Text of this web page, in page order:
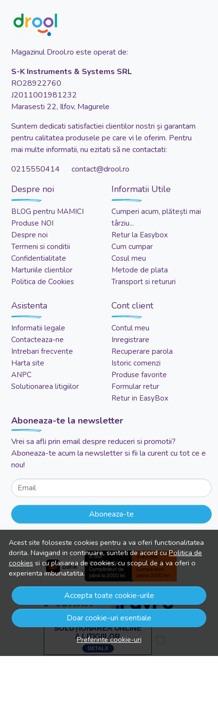
Acest site foloseste cookies pentru a va oferi functionalitatea
dorita. Navigand in continuare, sunteti de acord cuPolitica de
cookies
si cu plasarea de cookies, cu scopul de a va oferi o
experienta imbunatatita.
Accepta toate cookie-urile
Doar cookie-uri esentiale
Preferinte cookie-uri
Magazinul Drool.ro este operat de:
S-K Instruments & Systems SRL
RO28922760
J2011001981232
Marasesti 22, Ilfov, Magurele
Suntem dedicati satisfactiei clientilor nostri și garantam
pentru calitatea produsele pe care vi le oferim. Pentru
0215550414 contact@drool.ro
Despre noi
BLOG pentru MAMICI
Produse NOI
Despre noi
Termeni si conditii
Confidentialitate
Politica de Cookies
Informatii Utile
Cumperi acum, plătești mai
târziu...
Retur la Easybox
Cum cumpar
Cosul meu
Transport si retururi
Asistenta
Informatii legale
Contacteaza-ne
Intrebari frecvente
Harta site
Cont client
Contul meu
Inregistrare
Recuperare parola
Istoric comenzi
Produse favorite
Retur in EasyBox
Aboneaza-te la newsletter
Vrei sa afli prin email despre reduceri si promotii?
Aboneaza-te acum la newsletter si fii la curent cu tot ce e
nou!
Aboneaza-te